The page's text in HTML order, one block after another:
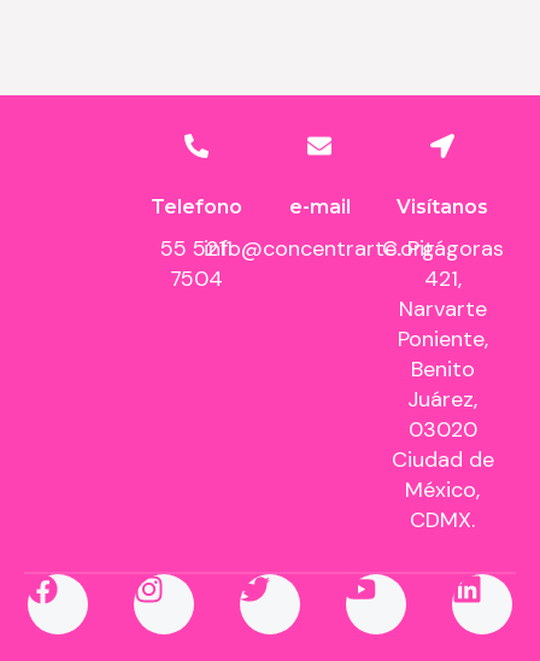
Telefono
55 5211
7504
e-mail
info@concentrarte.org
Visítanos
C. Pitágoras
421,
Narvarte
Poniente,
Benito
Juárez,
03020
Ciudad de
México,
CDMX.
F
a
c
I
n
s
T
w
i
Y
o
u
L
n